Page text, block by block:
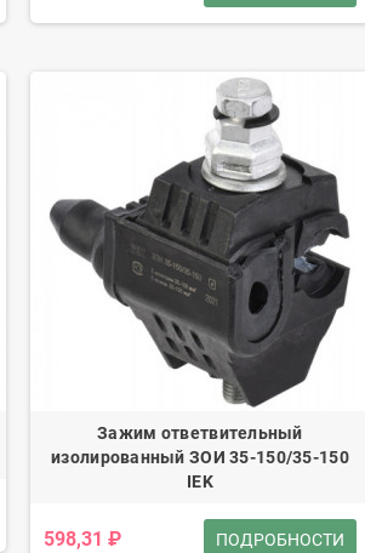
Зажим ответвительный
изолированный ЗОИ 35-150/35-150
IEK
598,31 ₽ ПОДРОБНОСТИ